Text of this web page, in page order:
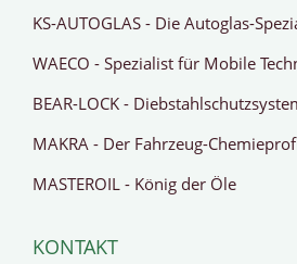
KS-AUTOGLAS - Die Autoglas-
WAECO - Spezialist für Mobile
BEAR-LOCK -
MAKRA - Der Fahrzeug-
MASTEROIL - König der Öle
KONTAKT